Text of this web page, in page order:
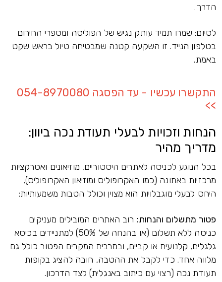
הדרך.
לסיום: שמרו תמיד עותק נגיש של הפוליסה ומספרי החירום
בטלפון הנייד. זו השקעה קטנה שמבטיחה טיול בראש שקט
באמת.
התקשרו עכשיו - עד הפסגה 054-8970080
>>
הנחות וזכויות לבעלי תעודת נכה ביוון:
מדריך מהיר
בכל הנוגע לכניסה לאתרים היסטוריים, מוזיאונים ואטרקציות
מרכזיות באתונה (כמו האקרופוליס ומוזיאון האקרופוליס),
היחס לבעלי מוגבלויות הוא מצוין וכולל הטבות משמעותיות:
פטור מתשלום והנחות: רוב האתרים המובילים מעניקים
כניסה ללא תשלום (או בהנחה של 50%) למתניידים בכיסא
גלגלים, קלנועית או קביים, ובמרבית המקרים הפטור כולל גם
מלווה אחד. כדי לקבל את ההטבה, חובה להציג בקופות
תעודת נכה (רצוי עם כיתוב באנגלית) לצד הדרכון.